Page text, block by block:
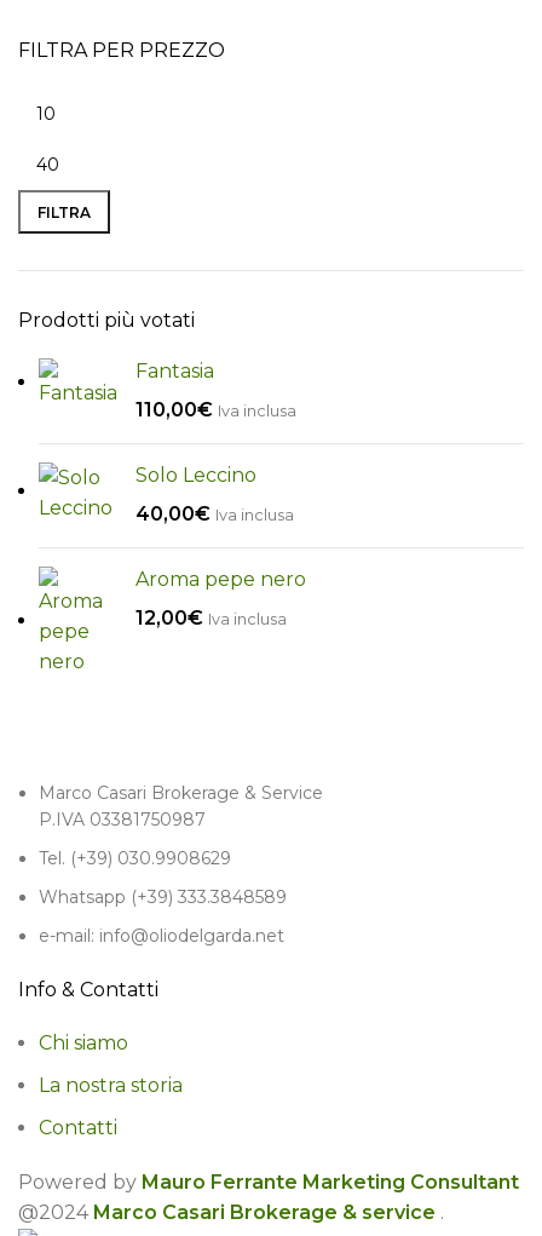
FILTRA PER PREZZO
FILTRA
Prodotti più votati
Fantasia
110,00€ Iva inclusa
Solo Leccino
40,00€ Iva inclusa
Aroma pepe nero
12,00€ Iva inclusa
Marco Casari Brokerage & Service
P.IVA 03381750987
Tel. (+39) 030.9908629
Whatsapp (+39) 333.3848589
e-mail: info@oliodelgarda.net
Info & Contatti
Chi siamo
La nostra storia
Contatti
Powered by Mauro Ferrante Marketing Consultant
@2024 Marco Casari Brokerage & service .